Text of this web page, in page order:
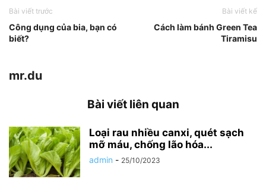
Bài viết trước
Công dụng của bia, bạn có
biết?
Bài viết kế
Cách làm bánh Green Tea
Tiramisu
mr.du
Bài viết liên quan
Loại rau nhiều canxi, quét sạch
mỡ máu, chống lão hóa...
admin - 25/10/2023